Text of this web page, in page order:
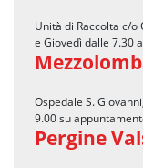
Unità di Raccolta c/o
e Giovedì dalle 7.30
Ospedale S.
9.00 su
Pergine